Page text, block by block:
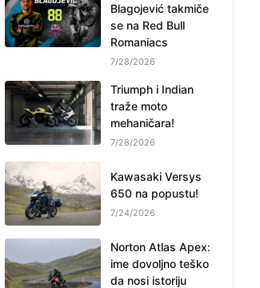
Blagojević takmiče
se na Red Bull
Romaniacs
7/28/2026
Triumph i Indian
traže moto
mehaničara!
7/28/2026
Kawasaki Versys
650 na popustu!
7/24/2026
Norton Atlas Apex:
ime dovoljno teško
da nosi istoriju